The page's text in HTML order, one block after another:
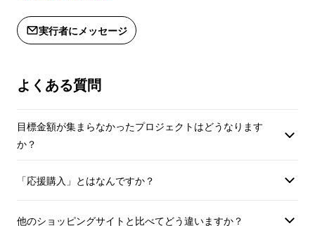
ただき、今日まで継続して販売させていただい
をいただくようになり、関係者一同驚いており
そんなノンブルノート「N」、7年の間で最も
帳用紙のご評価 です。正直、最初に作った時は
実行者にメッセージ
よくある質問
目標金額が集まらなかったプロジェクトはどうなります
か？
「応援購入」とはなんですか？
他のショッピングサイトと比べてどう違いますか？